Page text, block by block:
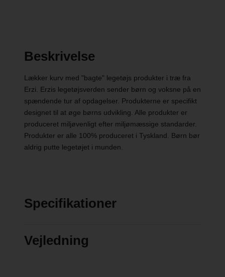
Beskrivelse
Lækker kurv med "bagte" legetøjs produkter i træ fra
Erzi. Erzis legetøjsverden sender børn og voksne på en
spændende tur af opdagelser. Produkterne er specifikt
designet til at øge børns udvikling. Alle produkter er
produceret miljøvenligt efter miljømæssige standarder.
Produkter er alle 100% produceret i Tyskland. Børn bør
aldrig putte legetøjet i munden.
Specifikationer
Vejledning